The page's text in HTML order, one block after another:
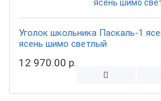
Уголок школьника Паскаль-1
ясень шимо светлый
12 970.00 р.